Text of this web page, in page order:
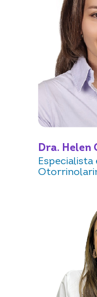
Dra. Helen
Especialista